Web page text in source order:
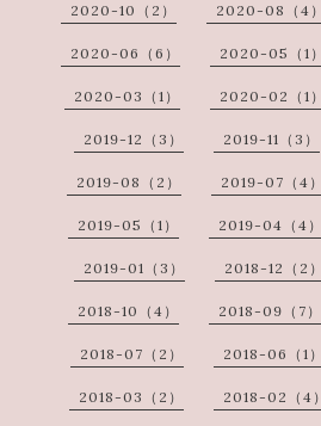
2020-10（2） 2020-08（4）
2020-06（6） 2020-05（1）
2020-03（1） 2020-02（1）
2019-12（3） 2019-11（3）
2019-08（2） 2019-07（4）
2019-05（1） 2019-04（4）
2019-01（3） 2018-12（2）
2018-10（4） 2018-09（7）
2018-07（2） 2018-06（1）
2018-03（2） 2018-02（4）